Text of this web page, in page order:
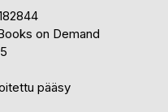
on Demand
pääsy